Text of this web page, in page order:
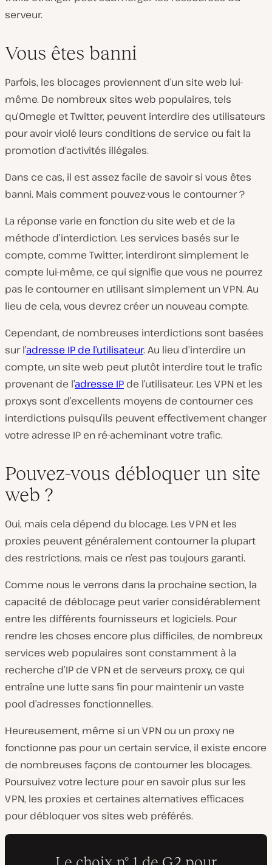
serveur.
Vous êtes banni
Parfois, les blocages proviennent d’un site web lui-
même. De nombreux sites web populaires, tels
qu’Omegle et Twitter, peuvent interdire des utilisateurs
pour avoir violé leurs conditions de service ou fait la
promotion d’activités illégales.
Dans ce cas, il est assez facile de savoir si vous êtes
banni. Mais comment pouvez-vous le contourner ?
La réponse varie en fonction du site web et de la
méthode d’interdiction. Les services basés sur le
compte, comme Twitter, interdiront simplement le
compte lui-même, ce qui signifie que vous ne pourrez
pas le contourner en utilisant simplement un VPN. Au
lieu de cela, vous devrez créer un nouveau compte.
Cependant, de nombreuses interdictions sont basées
sur l’adresse IP de l’utilisateur. Au lieu d’interdire un
compte, un site web peut plutôt interdire tout le trafic
provenant de l’adresse IP de l’utilisateur. Les VPN et les
proxys sont d’excellents moyens de contourner ces
interdictions puisqu’ils peuvent effectivement changer
votre adresse IP en ré-acheminant votre trafic.
Pouvez-vous débloquer un site
web ?
Oui, mais cela dépend du blocage. Les VPN et les
proxies peuvent généralement contourner la plupart
des restrictions, mais ce n’est pas toujours garanti.
Comme nous le verrons dans la prochaine section, la
capacité de déblocage peut varier considérablement
entre les différents fournisseurs et logiciels. Pour
rendre les choses encore plus difficiles, de nombreux
services web populaires sont constamment à la
recherche d’IP de VPN et de serveurs proxy, ce qui
entraîne une lutte sans fin pour maintenir un vaste
pool d’adresses fonctionnelles.
Heureusement, même si un VPN ou un proxy ne
fonctionne pas pour un certain service, il existe encore
de nombreuses façons de contourner les blocages.
Poursuivez votre lecture pour en savoir plus sur les
VPN, les proxies et certaines alternatives efficaces
pour débloquer vos sites web préférés.